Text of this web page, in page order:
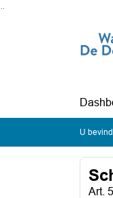
U
Art.